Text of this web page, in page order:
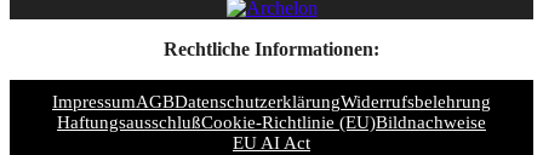
Rechtliche Informationen:
ImpressumAGBDatenschutzerklärungWiderrufsbelehrung
HaftungsausschlußCookie-Richtlinie (EU)Bildnachweise
EU AI Act